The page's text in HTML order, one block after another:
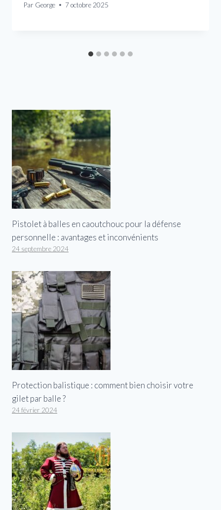
Par George 7 octobre 2025
Pistolet à balles en caoutchouc pour la défense
personnelle : avantages et inconvénients
24 septembre 2024
Protection balistique : comment bien choisir votre
gilet par balle ?
24 février 2024